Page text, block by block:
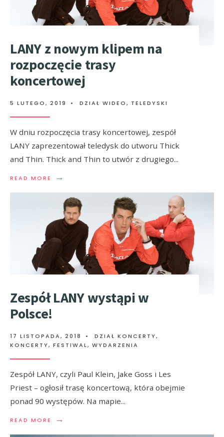
LANY z nowym klipem na
rozpoczęcie trasy
koncertowej
5 LUTEGO, 2019 • DZIAŁ WIDEO, TELEDYSKI
W dniu rozpoczęcia trasy koncertowej, zespół
LANY zaprezentował teledysk do utworu Thick
and Thin. Thick and Thin to utwór z drugiego...
READ MORE →
Zespół LANY wystąpi w
Polsce!
17 LISTOPADA, 2018 • DZIAŁ KONCERTY,
KONCERTY, FESTIWAL, WYDARZENIA
Zespół LANY, czyli Paul Klein, Jake Goss i Les
Priest – ogłosił trasę koncertową, która obejmie
ponad 90 występów. Na mapie...
READ MORE →